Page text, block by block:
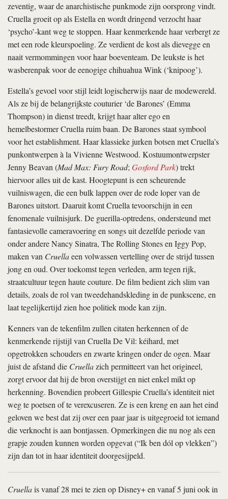
zeventig, waar de anarchistische punkmode zijn oorsprong vindt.
Cruella groeit op als Estella en wordt dringend verzocht haar
‘psycho’-kant weg te stoppen. Haar kenmerkende haar verbergt ze
met een rode kleurspoeling. Ze verdient de kost als dievegge en
naait vermommingen voor haar boeventeam. De leukste is het
wasberenpak voor de eenogige chihuahua Wink (‘knipoog’).
Estella’s gevoel voor stijl leidt logischerwijs naar de modewereld.
Als ze bij de belangrijkste couturier ‘de Barones’ (Emma
Thompson) in dienst treedt, krijgt haar alter ego en
hemelbestormer Cruella ruim baan. De Barones staat symbool
voor het establishment. Haar klassieke jurken botsen met Cruella’s
punkontwerpen à la Vivienne Westwood. Kostuumontwerpster
Jenny Beavan (Mad Max: Fury Road; Gosford Park) trekt
hiervoor alles uit de kast. Hoogtepunt is een scheurende
vuilniswagen, die een bulk lappen over de rode loper van de
Barones uitstort. Daaruit komt Cruella tevoorschijn in een
fenomenale vuilnisjurk. De guerilla-optredens, ondersteund met
fantasievolle cameravoering en songs uit dezelfde periode van
onder andere Nancy Sinatra, The Rolling Stones en Iggy Pop,
maken van Cruellaeen volwassen vertelling over de strijd tussen
jong en oud. Over toekomst tegen verleden, arm tegen rijk,
straatcultuur tegen haute couture. De film bedient zich slim van
details, zoals de rol van tweedehandskleding in de punkscene, en
laat tegelijkertijd zien hoe politiek mode kan zijn.
Kenners van de tekenfilm zullen citaten herkennen of de
kenmerkende rijstijl van Cruella De Vil: kéihard, met
opgetrokken schouders en zwarte kringen onder de ogen. Maar
juist de afstand die Cruellazich permitteert van het origineel,
zorgt ervoor dat hij de bron overstijgt en niet enkel mikt op
herkenning. Bovendien probeert Gillespie Cruella’s identiteit niet
weg te poetsen of te verexcuseren. Ze is een kreng en aan het eind
geloven we best dat zij over een paar jaar is uitgegroeid tot iemand
die verknocht is aan bontjassen. Opmerkingen die nu nog als een
grapje zouden kunnen worden opgevat (“Ik ben dól op vlekken”)
zijn dan tot in haar identiteit doorgesijpeld.
Cruellais vanaf 28 mei te zien op Disney+ en vanaf 5 juni ook in